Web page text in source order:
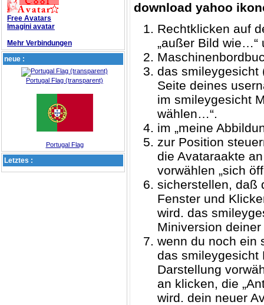
Free Avatars
Imagini avatar
Mehr Verbindungen
neue :
Portugal Flag (transparent)
Portugal Flag
Letztes :
download yahoo
Rechtklicken auf
„außer Bild wie…“
das smileygesicht
Seite deines
im smileygesicht
wählen…“.
im „meine
zur Position
die Avataraakte
vorwählen „sich
sicherstellen, daß
Fenster und
wird. das
Miniversion
wenn du noch ein
das smileygesicht
Darstellung
an klicken, die
wird. dein neuer